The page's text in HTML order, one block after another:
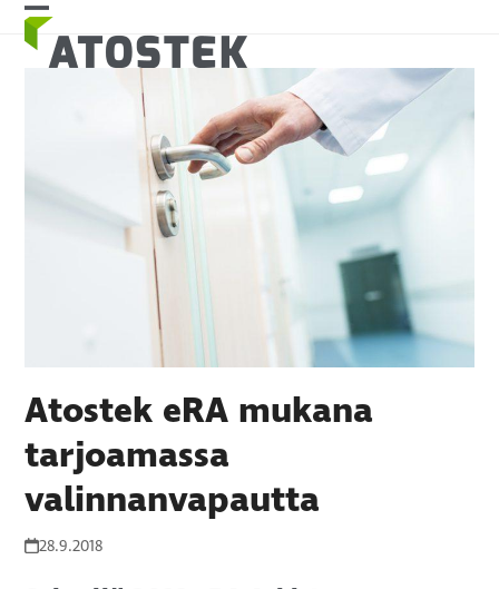
Skip
content
Open
mobile
Close
mobile
Atostek eRA mukana
tarjoamassa
valinnanvapautta
28.9.2018